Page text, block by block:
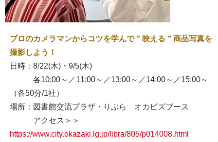
プロのカメラマンからコツを学んで＂映える＂商品写真を
撮影しよう！
日時：8/22(木)・9/5(木)
各10:00～／11:00～／13:00～／14:00～／15:00～
（各50分/1社）
場所：図書館交流プラザ・りぶら オカビズブース
アクセス＞＞
https://www.city.okazaki.lg.jp/libra/805/p014008.html